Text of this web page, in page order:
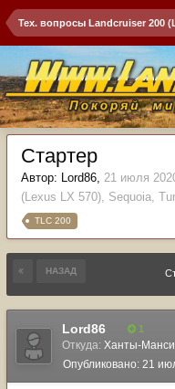
Стартер
Автор: Lord86, 21 июля
(Lexus LX 570), Sequoia,
TLC 200
НАЗАД
Lord86 1
Откуда: Ханты-
Опубликовано: 21